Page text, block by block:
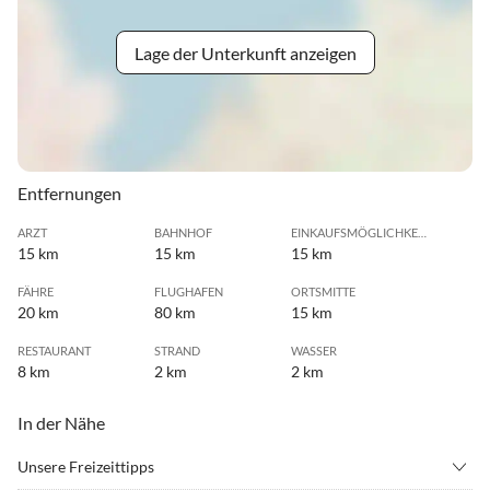
Lage der Unterkunft anzeigen
Entfernungen
ARZT
15 km
BAHNHOF
15 km
EINKAUFSMÖGLICHKEIT
15 km
FÄHRE
20 km
FLUGHAFEN
80 km
ORTSMITTE
15 km
RESTAURANT
8 km
STRAND
2 km
WASSER
2 km
In der Nähe
Unsere Freizeittipps